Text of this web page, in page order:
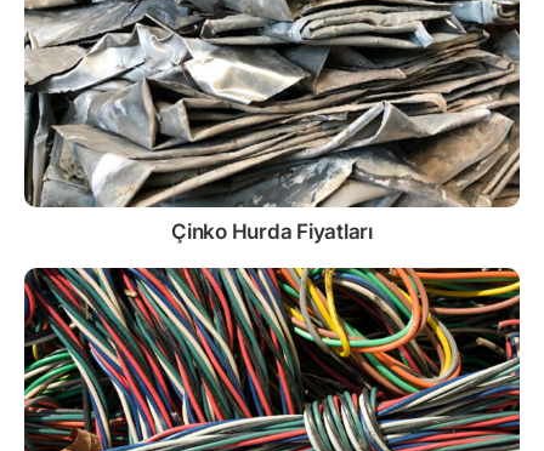
Çinko Hurda Fiyatları